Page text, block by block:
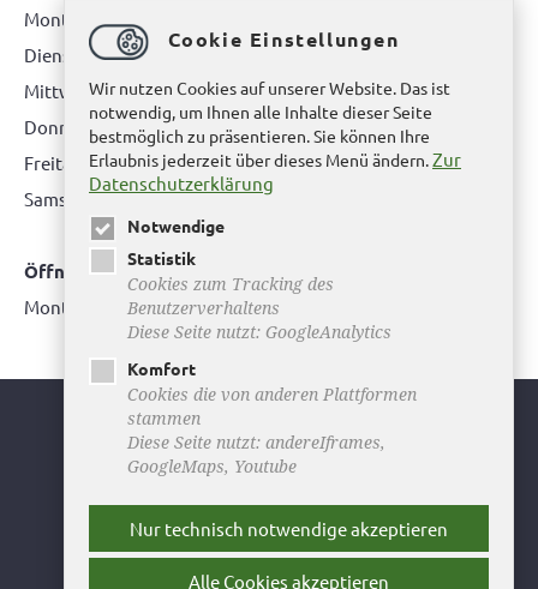
Montag: 08.00 bis 12.00 Uhr
Dienstag: 08.00 bis 12.00 Uhr & 15.00 Uhr bis 17.00 Uhr
Mittwoch: nur nach Terminvereinbarung
Donnerstag: 08.00 bis 12.00 Uhr & 14.00 Uhr bis 16.00 Uhr
Freitag: nur nach Terminvereinbarung
Samstag:bitte hier klicken
Öffnungszeiten Bürgerbüro Büddenstedt
Montag: 14:00 bis 16:00 Uhr
Youtube
Facebook
Instagram
Newsletter
Cookie Einstellungen
Wir nutzen Cookies auf unserer Website. Das ist
notwendig, um Ihnen alle Inhalte dieser Seite
bestmöglich zu präsentieren. Sie können Ihre
Erlaubnis jederzeit über dieses Menü ändern.Zur
Datenschutzerklärung
Notwendige
Statistik
Cookies zum Tracking des
Benutzerverhaltens
Diese Seite nutzt: GoogleAnalytics
Komfort
Cookies die von anderen Plattformen
stammen
Diese Seite nutzt: andereIframes,
GoogleMaps, Youtube
Nur technisch notwendige akzeptieren
Alle Cookies akzeptieren